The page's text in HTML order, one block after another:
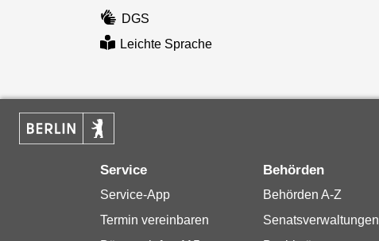
DGS
Leichte Sprache
Service
Service-App
Termin vereinbaren
Behörden
Behörden A-Z
Senatsverwaltungen